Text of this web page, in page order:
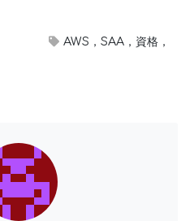
AWS，SAA，資格，